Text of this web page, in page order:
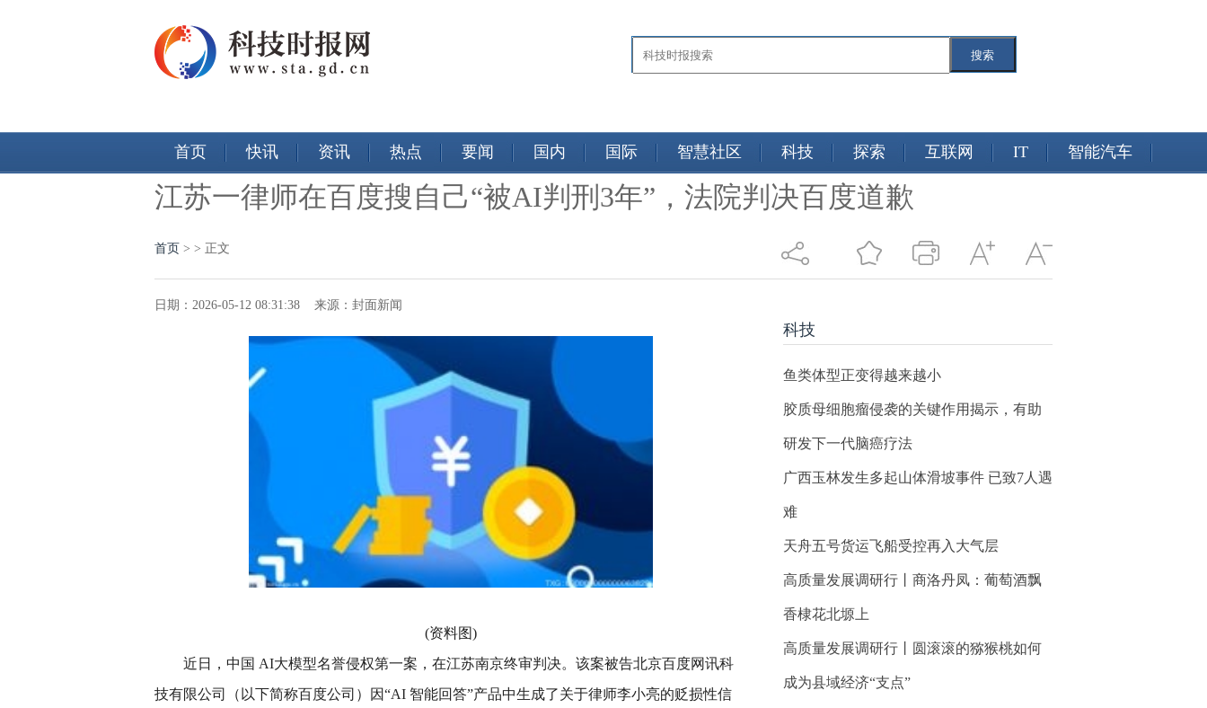
搜索
首页 快讯 资讯 热点 要闻 国内 国际 智慧社区 科技 探索 互联网 IT 智能汽车
江苏一律师在百度搜自己“被AI判刑3年”，法院判决百度道歉
首页 > > 正文
日期：2026-05-12 08:31:38 来源：封面新闻
(资料图)
近日，中国 AI大模型名誉侵权第一案，在江苏南京终审判决。该案被告北京百度网讯科
技有限公司（以下简称百度公司）因“AI 智能回答”产品中生成了关于律师李小亮的贬损性信
科技
鱼类体型正变得越来越小
胶质母细胞瘤侵袭的关键作用揭示，有助
研发下一代脑癌疗法
广西玉林发生多起山体滑坡事件 已致7人遇
难
天舟五号货运飞船受控再入大气层
高质量发展调研行丨商洛丹凤：葡萄酒飘
香棣花北塬上
高质量发展调研行丨圆滚滚的猕猴桃如何
成为县域经济“支点”